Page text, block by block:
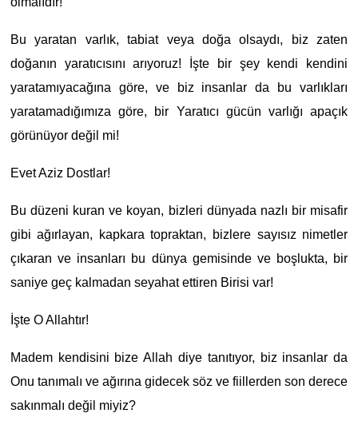
Bu yaratan varlık, tabiat veya doğa olsaydı, biz zaten
doğanın yaratıcısını arıyoruz! İşte bir şey kendi kendini
yaratamıyacağına göre, ve biz insanlar da bu varlıkları
yaratamadığımıza göre, bir Yaratıcı gücün varlığı apaçık
görünüyor değil mi!
Evet Aziz Dostlar!
Bu düzeni kuran ve koyan, bizleri dünyada nazlı bir misafir
gibi ağırlayan, kapkara topraktan, bizlere sayısız nimetler
çıkaran ve insanları bu dünya gemisinde ve boşlukta, bir
saniye geç kalmadan seyahat ettiren Birisi var!
İşte O Allahtır!
Madem kendisini bize Allah diye tanıtıyor, biz insanlar da
Onu tanımalı ve ağırına gidecek söz ve fiillerden son derece
sakınmalı değil miyiz?